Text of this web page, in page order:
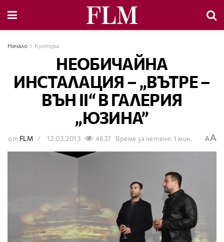
Начало Култура
НЕОБИЧАЙНА
ИНСТАЛАЦИЯ – „ВЪТРЕ –
ВЪН II“ В ГАЛЕРИЯ
„ЮЗИНА”
от FLM 12.03.2013 4637 Време за четене: 1 мин. AA